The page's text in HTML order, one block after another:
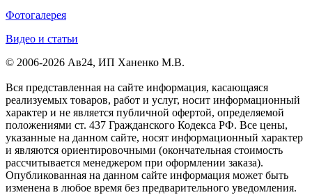
Фотогалерея
Видео и статьи
© 2006-2026 Ав24, ИП Ханенко М.В.
Вся представленная на сайте информация, касающаяся
реализуемых товаров, работ и услуг, носит информационный
характер и не является публичной офертой, определяемой
положениями ст. 437 Гражданского Кодекса РФ. Все цены,
указанные на данном сайте, носят информационный характер
и являются ориентировочными (окончательная стоимость
рассчитывается менеджером при оформлении заказа).
Опубликованная на данном сайте информация может быть
изменена в любое время без предварительного уведомления.